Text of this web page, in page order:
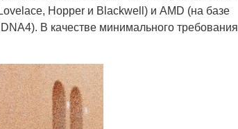
Hopper и Blackwell) и AMD (на базе
В качестве минимального требования